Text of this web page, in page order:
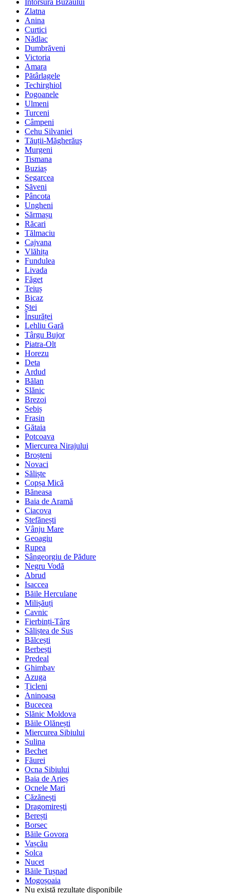
Întorsura Buzăului
Zlatna
Anina
Curtici
Nădlac
Dumbrăveni
Victoria
Amara
Pătârlagele
Techirghiol
Pogoanele
Ulmeni
Turceni
Câmpeni
Cehu Silvaniei
Tăuții-Măgherăuș
Murgeni
Tismana
Buziaș
Segarcea
Săveni
Pâncota
Ungheni
Sărmașu
Răcari
Tălmaciu
Cajvana
Vlăhița
Fundulea
Livada
Făget
Teiuș
Bicaz
Ștei
Însurăței
Lehliu Gară
Târgu Bujor
Piatra-Olt
Horezu
Deta
Ardud
Bălan
Slănic
Brezoi
Sebiș
Frasin
Gătaia
Potcoava
Miercurea Nirajului
Broșteni
Novaci
Săliște
Copșa Mică
Băneasa
Baia de Aramă
Ciacova
Ștefănești
Vânju Mare
Geoagiu
Rupea
Sângeorgiu de Pădure
Negru Vodă
Abrud
Isaccea
Băile Herculane
Milișăuți
Cavnic
Fierbinți-Târg
Săliștea de Sus
Bălcești
Berbești
Predeal
Ghimbav
Azuga
Țicleni
Aninoasa
Bucecea
Slănic Moldova
Băile Olănești
Miercurea Sibiului
Sulina
Bechet
Făurei
Ocna Sibiului
Baia de Arieș
Ocnele Mari
Căzănești
Dragomirești
Berești
Borsec
Băile Govora
Vașcău
Solca
Nucet
Băile Tușnad
Mogoșoaia
Nu există rezultate disponibile